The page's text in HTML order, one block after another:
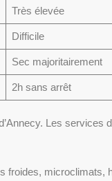
Très élevée
Difficile
Sec majoritairement
2h sans arrêt
Les
froides, microclimats,